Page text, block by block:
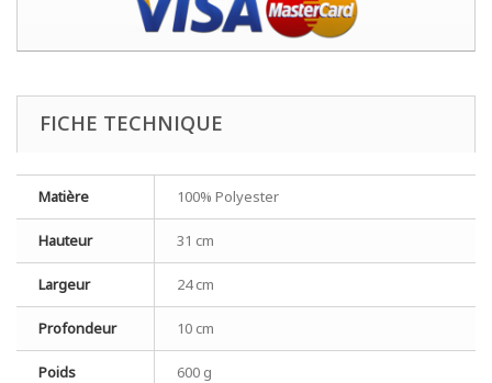
FICHE TECHNIQUE
Matière 100% Polyester
Hauteur 31 cm
Largeur 24 cm
Profondeur 10 cm
Poids 600 g